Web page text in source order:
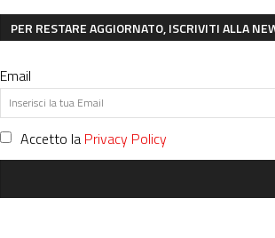
PER RESTARE AGGIORNATO, ISCRIVITI ALLA
Email
Accetto la Privacy Policy